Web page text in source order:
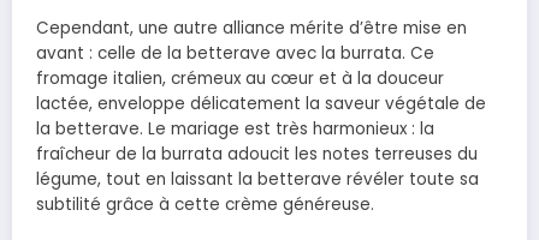
Cependant, une autre alliance mérite d’être mise en
avant : celle de la betterave avec la burrata. Ce
fromage italien, crémeux au cœur et à la douceur
lactée, enveloppe délicatement la saveur végétale de
la betterave. Le mariage est très harmonieux : la
fraîcheur de la burrata adoucit les notes terreuses du
légume, tout en laissant la betterave révéler toute sa
subtilité grâce à cette crème généreuse.